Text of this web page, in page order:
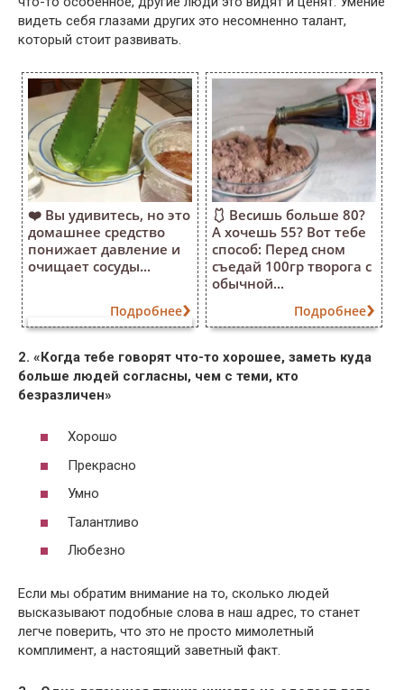
видеть себя глазами других это несомненно талант,
который стоит развивать.
❤️ Вы удивитесь, но это
домашнее средство
понижает давление и
очищает сосуды...
Подробнее
🩱 Весишь больше 80?
А хочешь 55? Вот тебе
способ: Перед сном
съедай 100гр творога с
обычной...
Подробнее
2. «Когда тебе говорят что-то хорошее, заметь куда
больше людей согласны, чем с теми, кто
безразличен»
Хорошо
Прекрасно
Умно
Талантливо
Любезно
Если мы обратим внимание на то, сколько людей
высказывают подобные слова в наш адрес, то станет
легче поверить, что это не просто мимолетный
комплимент, а настоящий заветный факт.